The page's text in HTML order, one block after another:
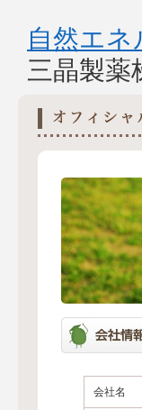
自然エネ
三晶製
会社名